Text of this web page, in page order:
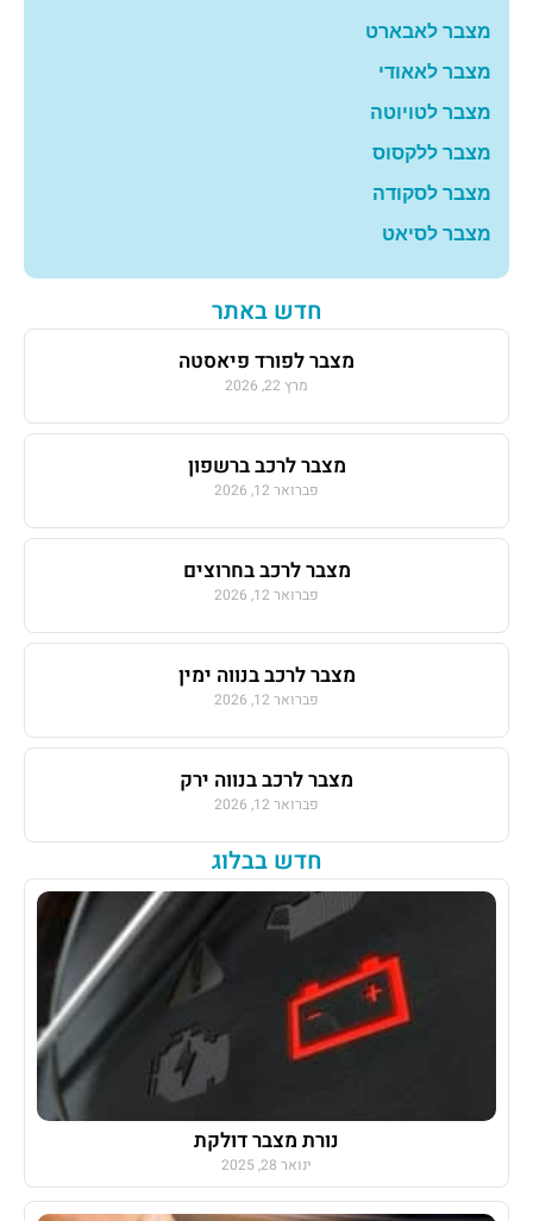
מצבר לאבארט
מצבר לאאודי
מצבר לטויוטה
מצבר ללקסוס
מצבר לסקודה
מצבר לסיאט
חדש באתר
מצבר לפורד פיאסטה
מרץ 22, 2026
מצבר לרכב ברשפון
פברואר 12, 2026
מצבר לרכב בחרוצים
פברואר 12, 2026
מצבר לרכב בנווה ימין
פברואר 12, 2026
מצבר לרכב בנווה ירק
פברואר 12, 2026
חדש בבלוג
נורת מצבר דולקת
ינואר 28, 2025